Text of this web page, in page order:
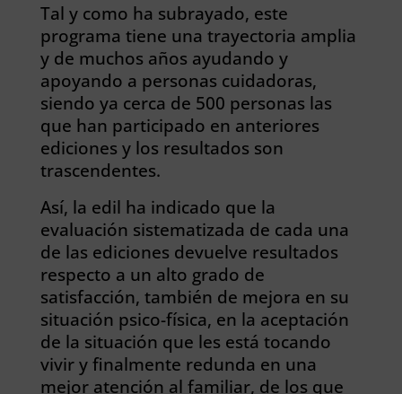
Tal y como ha subrayado, este
programa tiene una trayectoria amplia
y de muchos años ayudando y
apoyando a personas cuidadoras,
siendo ya cerca de 500 personas las
que han participado en anteriores
ediciones y los resultados son
trascendentes.
Así, la edil ha indicado que la
evaluación sistematizada de cada una
de las ediciones devuelve resultados
respecto a un alto grado de
satisfacción, también de mejora en su
situación psico-física, en la aceptación
de la situación que les está tocando
vivir y finalmente redunda en una
mejor atención al familiar, de los que